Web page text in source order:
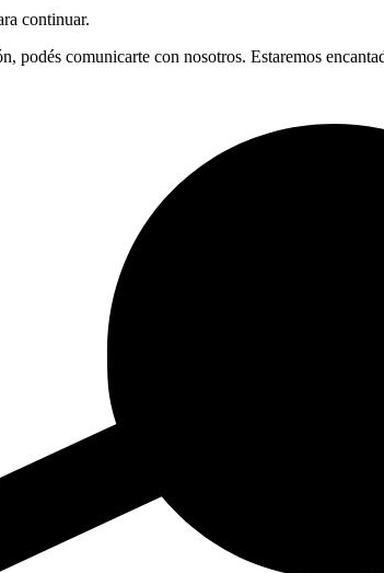
continuar.
comunicarte con nosotros. Estaremos